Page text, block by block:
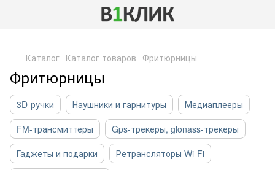
Каталог Каталог товаров Фритюрницы
Фритюрницы
3D-ручки Наушники и гарнитуры
Медиаплееры
FM-трансмиттеры
Gps-трекеры, glonass-трекеры
Гаджеты и подарки
Ретрансляторы Wi-Fi